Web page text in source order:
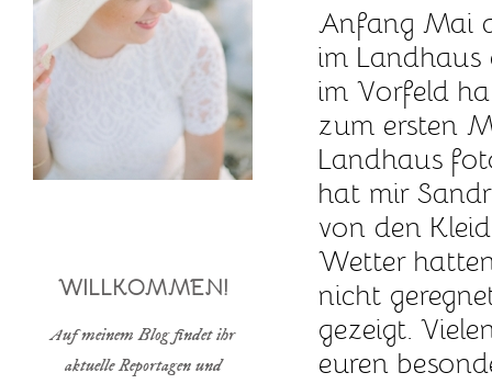
WILLKOMMEN!
Auf meinem Blog findet ihr
aktuelle Reportagen und
Anfang Mai
im Landhaus
im Vorfeld
zum ersten
Landhaus
hat mir
von den
Wetter
nicht
gezeigt.
euren